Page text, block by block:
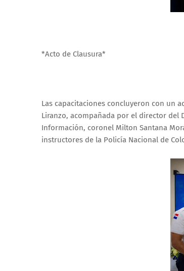
*Acto de Clausura*
Las capacitaciones concluyeron con un
Liranzo, acompañada por el director del
Información, coronel Milton Santana
instructores de la Policía Nacional de